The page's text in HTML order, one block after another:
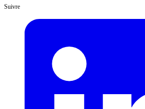
Suivre